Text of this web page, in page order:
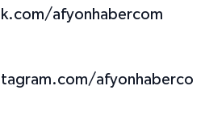
afyonhabercom
afyonhaberco